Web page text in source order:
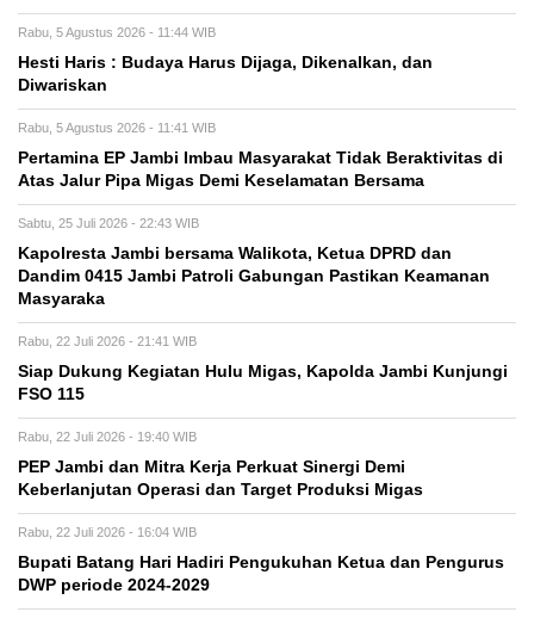
Rabu, 5 Agustus 2026 - 11:44 WIB
Hesti Haris : Budaya Harus Dijaga, Dikenalkan, dan
Diwariskan
Rabu, 5 Agustus 2026 - 11:41 WIB
Pertamina EP Jambi Imbau Masyarakat Tidak Beraktivitas di
Atas Jalur Pipa Migas Demi Keselamatan Bersama
Sabtu, 25 Juli 2026 - 22:43 WIB
Kapolresta Jambi bersama Walikota, Ketua DPRD dan
Dandim 0415 Jambi Patroli Gabungan Pastikan Keamanan
Masyaraka
Rabu, 22 Juli 2026 - 21:41 WIB
Siap Dukung Kegiatan Hulu Migas, Kapolda Jambi Kunjungi
FSO 115
Rabu, 22 Juli 2026 - 19:40 WIB
PEP Jambi dan Mitra Kerja Perkuat Sinergi Demi
Keberlanjutan Operasi dan Target Produksi Migas
Rabu, 22 Juli 2026 - 16:04 WIB
Bupati Batang Hari Hadiri Pengukuhan Ketua dan Pengurus
DWP periode 2024-2029